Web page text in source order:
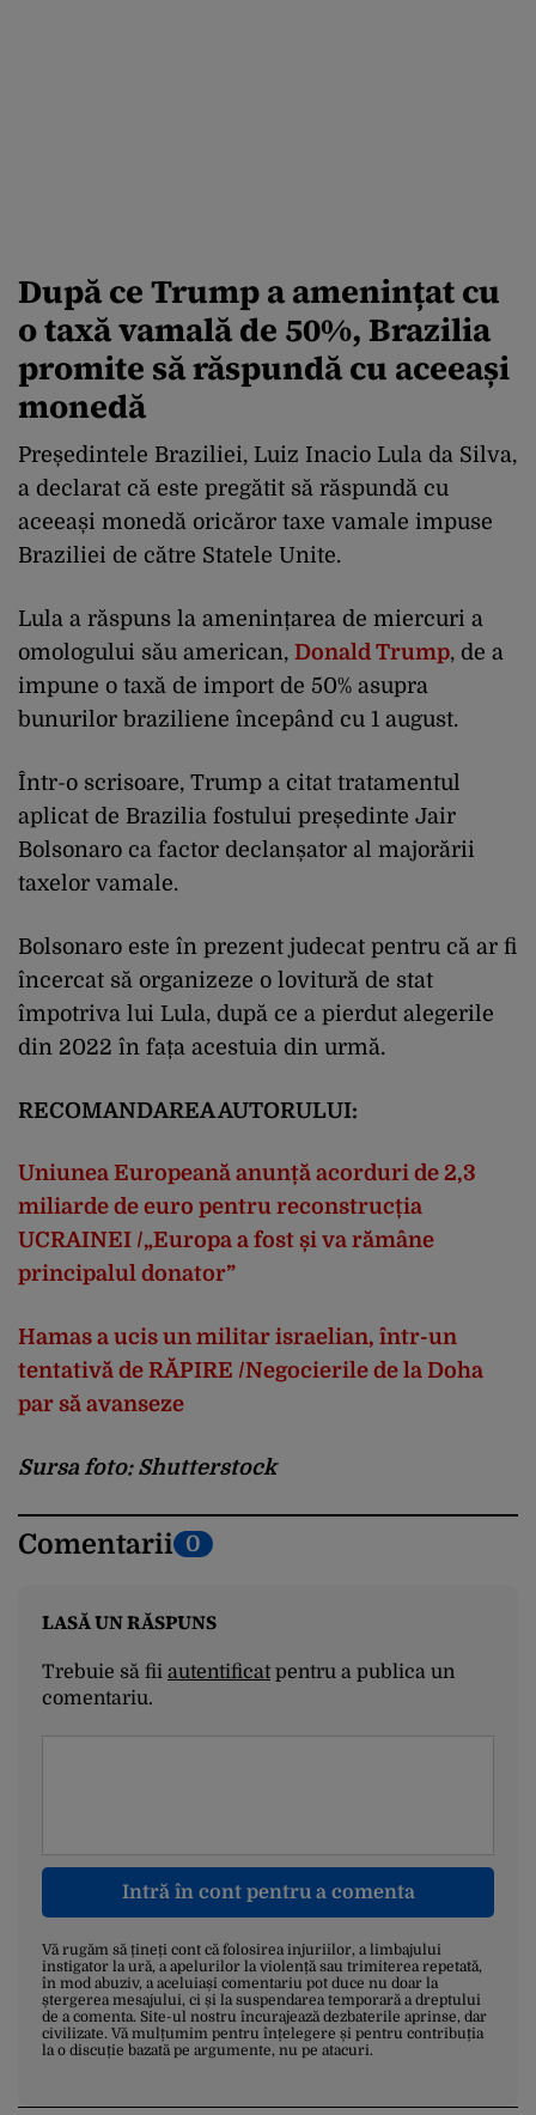
După ce Trump a amenințat cu
o taxă vamală de 50%, Brazilia
promite să răspundă cu aceeași
monedă
Președintele Braziliei, Luiz Inacio Lula da Silva,
a declarat că este pregătit să răspundă cu
aceeași monedă oricăror taxe vamale impuse
Braziliei de către Statele Unite.
Lula a răspuns la amenințarea de miercuri a
omologului său american, Donald Trump, de a
impune o taxă de import de 50% asupra
bunurilor braziliene începând cu 1 august.
Într-o scrisoare, Trump a citat tratamentul
aplicat de Brazilia fostului președinte Jair
Bolsonaro ca factor declanșator al majorării
taxelor vamale.
Bolsonaro este în prezent judecat pentru că ar fi
încercat să organizeze o lovitură de stat
împotriva lui Lula, după ce a pierdut alegerile
din 2022 în fața acestuia din urmă.
RECOMANDAREA AUTORULUI:
Uniunea Europeană anunță acorduri de 2,3
miliarde de euro pentru reconstrucția
UCRAINEI /„Europa a fost și va rămâne
principalul donator”
Hamas a ucis un militar israelian, într-un
tentativă de RĂPIRE /Negocierile de la Doha
par să avanseze
Sursa foto: Shutterstock
Comentarii 0
LASĂ UN RĂSPUNS
Trebuie să fii autentificatpentru a publica un
comentariu.
Intră în cont pentru a comenta
Vă rugăm să țineți cont că folosirea injuriilor, a limbajului
instigator la ură, a apelurilor la violență sau trimiterea repetată,
în mod abuziv, a aceluiași comentariu pot duce nu doar la
ștergerea mesajului, ci și la suspendarea temporară a dreptului
de a comenta. Site-ul nostru încurajează dezbaterile aprinse, dar
civilizate. Vă mulțumim pentru înțelegere și pentru contribuția
la o discuție bazată pe argumente, nu pe atacuri.